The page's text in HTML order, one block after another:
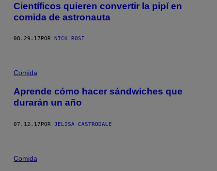
Científicos quieren convertir la pipí en
comida de astronauta
08.29.17 POR NICK ROSE
Comida
Aprende cómo hacer sándwiches que
durarán un año
07.12.17POR JELISA CASTRODALE
Comida